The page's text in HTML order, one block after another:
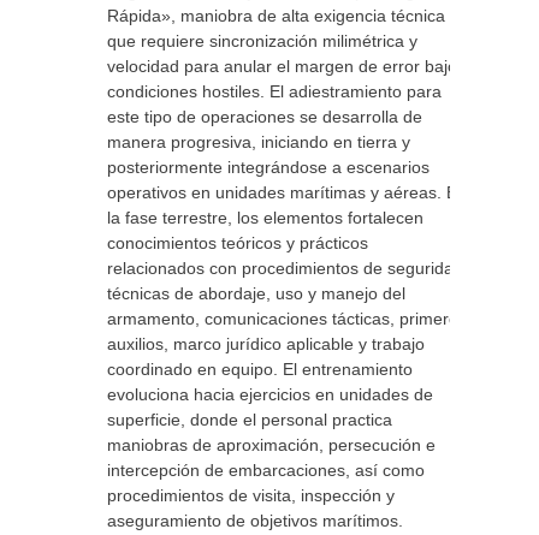
Rápida», maniobra de alta exigencia técnica
que requiere sincronización milimétrica y
velocidad para anular el margen de error bajo
condiciones hostiles. El adiestramiento para
este tipo de operaciones se desarrolla de
manera progresiva, iniciando en tierra y
posteriormente integrándose a escenarios
operativos en unidades marítimas y aéreas. En
la fase terrestre, los elementos fortalecen
conocimientos teóricos y prácticos
relacionados con procedimientos de seguridad,
técnicas de abordaje, uso y manejo del
armamento, comunicaciones tácticas, primeros
auxilios, marco jurídico aplicable y trabajo
coordinado en equipo. El entrenamiento
evoluciona hacia ejercicios en unidades de
superficie, donde el personal practica
maniobras de aproximación, persecución e
intercepción de embarcaciones, así como
procedimientos de visita, inspección y
aseguramiento de objetivos marítimos.